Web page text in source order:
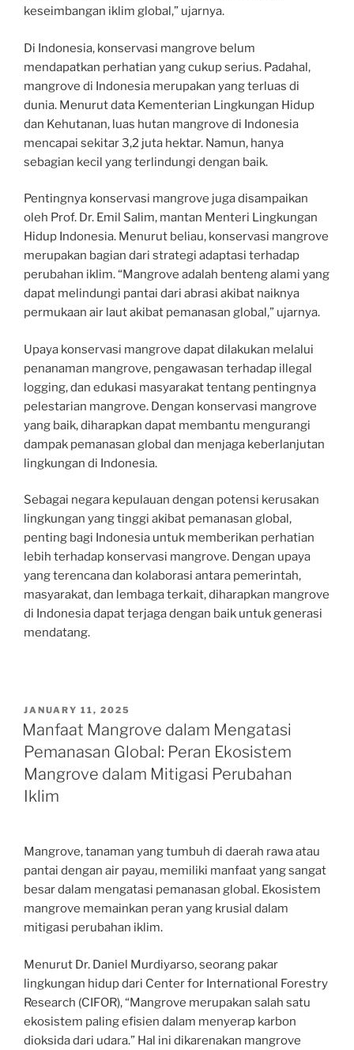
keseimbangan iklim global,” ujarnya.
Di Indonesia, konservasi mangrove belum
mendapatkan perhatian yang cukup serius. Padahal,
mangrove di Indonesia merupakan yang terluas di
dunia. Menurut data Kementerian Lingkungan Hidup
dan Kehutanan, luas hutan mangrove di Indonesia
mencapai sekitar 3,2 juta hektar. Namun, hanya
sebagian kecil yang terlindungi dengan baik.
Pentingnya konservasi mangrove juga disampaikan
oleh Prof. Dr. Emil Salim, mantan Menteri Lingkungan
Hidup Indonesia. Menurut beliau, konservasi mangrove
merupakan bagian dari strategi adaptasi terhadap
perubahan iklim. “Mangrove adalah benteng alami yang
dapat melindungi pantai dari abrasi akibat naiknya
permukaan air laut akibat pemanasan global,” ujarnya.
Upaya konservasi mangrove dapat dilakukan melalui
penanaman mangrove, pengawasan terhadap illegal
logging, dan edukasi masyarakat tentang pentingnya
pelestarian mangrove. Dengan konservasi mangrove
yang baik, diharapkan dapat membantu mengurangi
dampak pemanasan global dan menjaga keberlanjutan
lingkungan di Indonesia.
Sebagai negara kepulauan dengan potensi kerusakan
lingkungan yang tinggi akibat pemanasan global,
penting bagi Indonesia untuk memberikan perhatian
lebih terhadap konservasi mangrove. Dengan upaya
yang terencana dan kolaborasi antara pemerintah,
masyarakat, dan lembaga terkait, diharapkan mangrove
di Indonesia dapat terjaga dengan baik untuk generasi
mendatang.
POSTED
ON
JANUARY 11, 2025
Manfaat Mangrove dalam Mengatasi
Pemanasan Global: Peran Ekosistem
Mangrove dalam Mitigasi Perubahan
Iklim
Mangrove, tanaman yang tumbuh di daerah rawa atau
pantai dengan air payau, memiliki manfaat yang sangat
besar dalam mengatasi pemanasan global. Ekosistem
mangrove memainkan peran yang krusial dalam
mitigasi perubahan iklim.
Menurut Dr. Daniel Murdiyarso, seorang pakar
lingkungan hidup dari Center for International Forestry
Research (CIFOR), “Mangrove merupakan salah satu
ekosistem paling efisien dalam menyerap karbon
dioksida dari udara.” Hal ini dikarenakan mangrove